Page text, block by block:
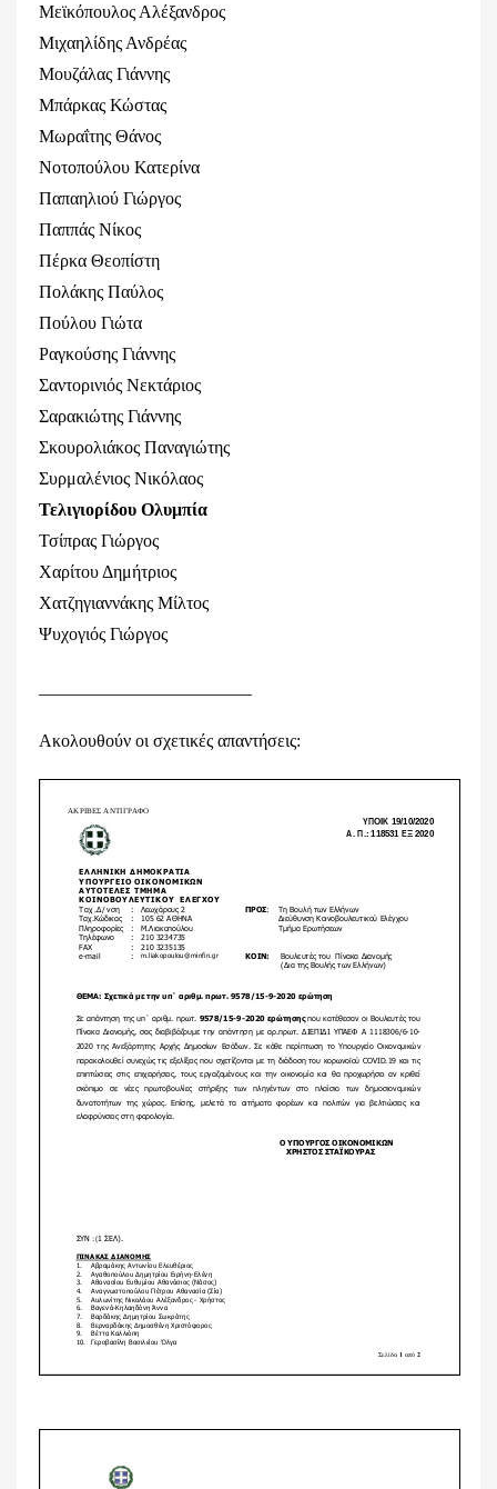
Μεϊκόπουλος Αλέξανδρος
Μιχαηλίδης Ανδρέας
Μουζάλας Γιάννης
Μπάρκας Κώστας
Μωραΐτης Θάνος
Νοτοπούλου Κατερίνα
Παπαηλιού Γιώργος
Παππάς Νίκος
Πέρκα Θεοπίστη
Πολάκης Παύλος
Πούλου Γιώτα
Ραγκούσης Γιάννης
Σαντορινιός Νεκτάριος
Σαρακιώτης Γιάννης
Σκουρολιάκος Παναγιώτης
Συρμαλένιος Νικόλαος
Τελιγιορίδου Ολυμπία
Τσίπρας Γιώργος
Χαρίτου Δημήτριος
Χατζηγιαννάκης Μίλτος
Ψυχογιός Γιώργος
Ακολουθούν οι σχετικές απαντήσεις: